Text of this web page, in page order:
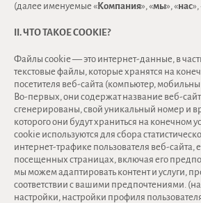
(далее именуемые « Компания», «мы», «нас»,
II. ЧТО ТАКОЕ COOKIE?
Файлы cookie — это интернет-данные, в
текстовые файлы, которые хранятся на
посетителя веб-сайта (компьютер,
Во-первых, они содержат название веб-
сгенерированы, свой уникальный номер и
которого они будут храниться на конечном
cookie используются для сбора
интернет-трафике пользователя веб-сайта,
посещенных страницах, включая его
мы можем адаптировать контент и услуги,
соответствии с вашими предпочтениями.
настройки, настройки профиля